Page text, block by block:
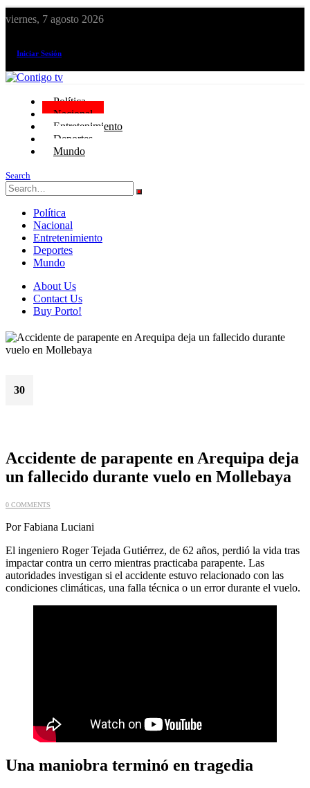
viernes, 7 agosto 2026
Iniciar Sesión
Política
Nacional
Entretenimiento
Deportes
Mundo
Search
Política
Nacional
Entretenimiento
Deportes
Mundo
About Us
Contact Us
Buy Porto!
30
Accidente de parapente en Arequipa deja
un fallecido durante vuelo en Mollebaya
0 COMMENTS
Por Fabiana Luciani
El ingeniero Roger Tejada Gutiérrez, de 62 años, perdió la vida tras
impactar contra un cerro mientras practicaba parapente. Las
autoridades investigan si el accidente estuvo relacionado con las
condiciones climáticas, una falla técnica o un error durante el vuelo.
Una maniobra terminó en tragedia